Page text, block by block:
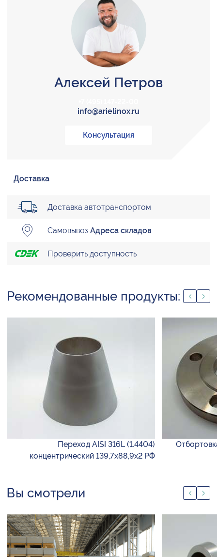
Алексей Петров
info@arielinox.ru
Консультация
Доставка
Доставка автотранспортом
Самовывоз Адреса складов
Проверить доступность
Рекомендованные продукты:
Переход AISI 316L (1.4404)
концентрический 139,7х88,9х2 РФ
Вы смотрели